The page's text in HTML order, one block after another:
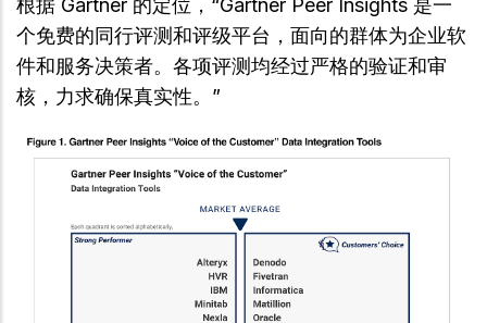
根据 Gartner 的定位，“Gartner Peer Insights 是一
个免费的同行评测和评级平台，面向的群体为企业软
件和服务决策者。各项评测均经过严格的验证和审
核，力求确保真实性。”